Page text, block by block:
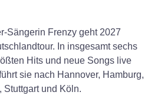
Sängerin Frenzy geht 2027
In insgesamt sechs
Hits und neue Songs live
sie nach Hannover, Hamburg,
Stuttgart und Köln.